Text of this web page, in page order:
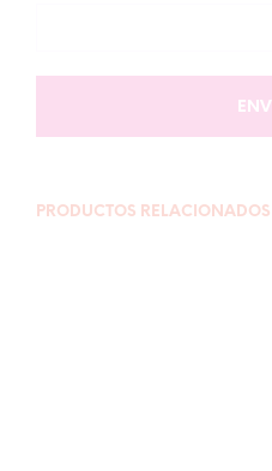
PRODUCTOS RELACIONADOS